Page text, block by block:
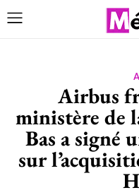
Airbus
ministère de
Bas a signé
sur